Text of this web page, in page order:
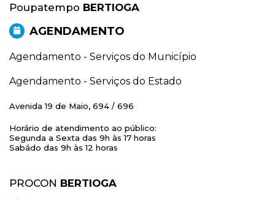
Poupatempo BERTIOGA
AGENDAMENTO
Agendamento - Serviços do Município
Agendamento - Serviços do Estado
Avenida 19 de Maio, 694 / 696
Horário de atendimento ao público:
Segunda a Sexta das 9h às 17 horas
Sabádo das 9h às 12 horas
PROCON BERTIOGA